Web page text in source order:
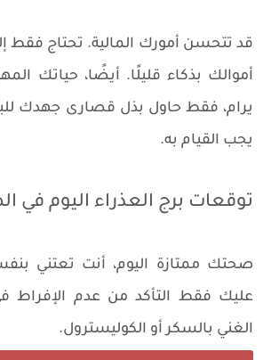
قد تتحسن أمورك المالية. تحتاج فقط
أموالك بذكاء قليلًا. أيضًا، حياتك
يرام، فقط حاول بذل قصارى جهدك
يجب القيام به.
توقعات برج العذراء اليوم في
​​صحتك ممتازة اليوم، أنت تعتني
عليك فقط التأكد من عدم الإفراط
الغني بالسكر أو الكوليسترول.